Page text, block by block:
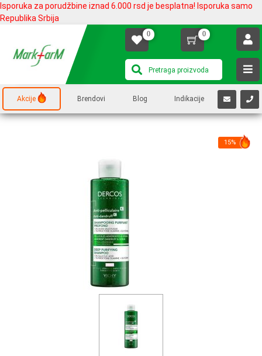
Isporuka za porudžbine iznad 6.000 rsd je besplatna! Isporuka samo
Republika Srbija
0 0
Akcije Brendovi Blog Indikacije
15%